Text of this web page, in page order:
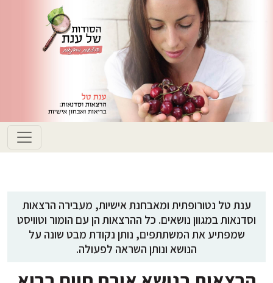
ענת טל נטורופתית ומאבחנת אישיות, מעבירה הרצאות
וסדנאות במגוון נושאים. כל ההרצאות הן עם הומור וטוויסט
שמפתיע את המשתתפים, נותן נקודת מבט שונה על
הנושא ונותן השראה לפעולה.